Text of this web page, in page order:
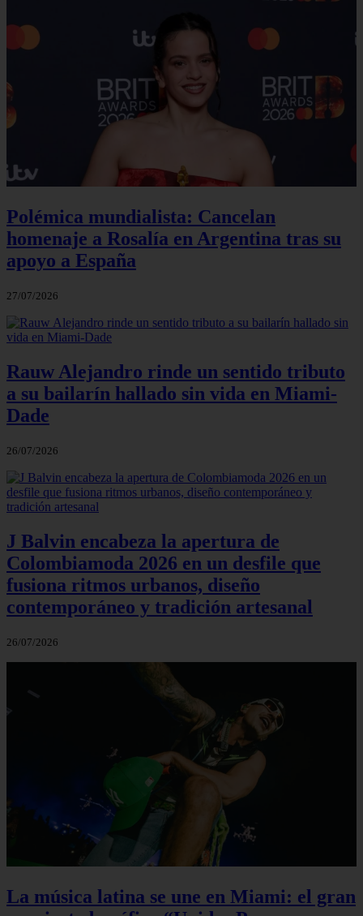
Polémica mundialista: Cancelan
homenaje a Rosalía en Argentina tras su
apoyo a España
27/07/2026
Rauw Alejandro rinde un sentido tributo
a su bailarín hallado sin vida en Miami-
Dade
26/07/2026
J Balvin encabeza la apertura de
Colombiamoda 2026 en un desfile que
fusiona ritmos urbanos, diseño
contemporáneo y tradición artesanal
26/07/2026
La música latina se une en Miami: el gran